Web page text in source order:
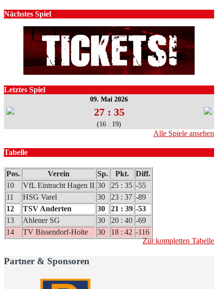
Nächstes Spiel
Letztes Spiel
09. Mai 2026
27 : 35
(16 : 19)
Alle Spiele ansehen
Tabelle
Pos. Verein Sp. Pkt.
Diff.
10
VfL Eintracht Hagen II 30 25 : 35 -55
11
HSG Varel 30 23 : 37 -89
12
TSV Anderten 30 21 : 39 -53
13
Ahlener SG 30 20 : 40 -69
14
TV Bissendorf-Holte 30 18 : 42 -116
Zur kompletten Tabelle
Partner & Sponsoren